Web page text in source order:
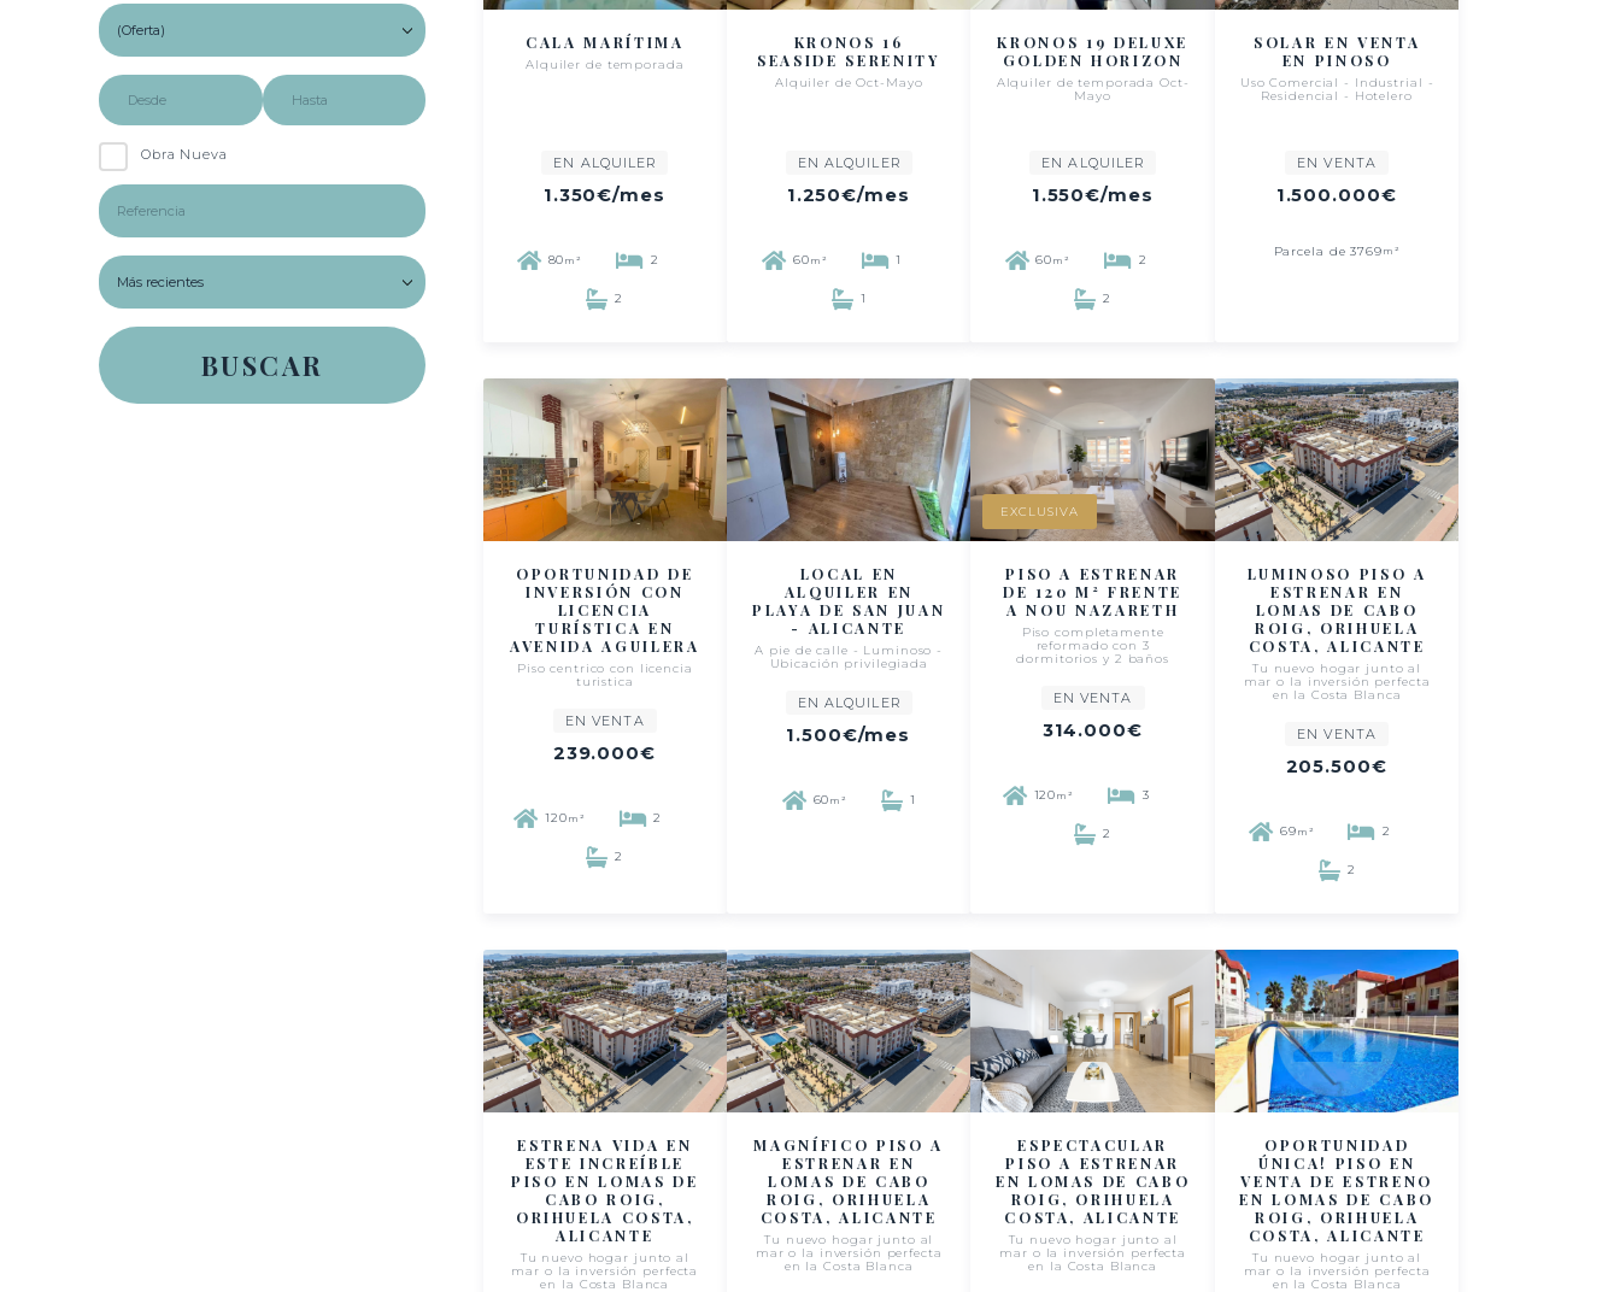
Obra Nueva
CALA MARÍTIMA
Alquiler de temporada
EN ALQUILER
1.350€/mes
80 m² 2
2
KRONOS 16
SEASIDE SERENITY
Alquiler de Oct-Mayo
EN ALQUILER
1.250€/mes
60 m² 1
1
KRONOS 19 DELUXE
GOLDEN HORIZON
Alquiler de temporada Oct-
Mayo
EN ALQUILER
1.550€/mes
60 m² 2
2
SOLAR EN VENTA
EN PINOSO
Uso Comercial - Industrial -
Residencial - Hotelero
EN VENTA
1.500.000€
Parcela de 3769 m²
OPORTUNIDAD DE
INVERSIÓN CON
LICENCIA
TURÍSTICA EN
AVENIDA AGUILERA
Piso centrico con licencia
turistica
EN VENTA
239.000€
120 m² 2
2
LOCAL EN
ALQUILER EN
PLAYA DE SAN JUAN
- ALICANTE
A pie de calle - Luminoso -
Ubicación privilegiada
EN ALQUILER
1.500€/mes
60 m² 1
EXCLUSIVA
PISO A ESTRENAR
DE 120 M² FRENTE
A NOU NAZARETH
Piso completamente
reformado con 3
dormitorios y 2 baños
EN VENTA
314.000€
120 m² 3
2
LUMINOSO PISO A
ESTRENAR EN
LOMAS DE CABO
ROIG, ORIHUELA
COSTA, ALICANTE
Tu nuevo hogar junto al
mar o la inversión perfecta
en la Costa Blanca
EN VENTA
205.500€
69 m² 2
2
ESTRENA VIDA EN
ESTE INCREÍBLE
PISO EN LOMAS DE
CABO ROIG,
ORIHUELA COSTA,
ALICANTE
Tu nuevo hogar junto al
mar o la inversión perfecta
en la Costa Blanca
MAGNÍFICO PISO A
ESTRENAR EN
LOMAS DE CABO
ROIG, ORIHUELA
COSTA, ALICANTE
Tu nuevo hogar junto al
mar o la inversión perfecta
en la Costa Blanca
ESPECTACULAR
PISO A ESTRENAR
EN LOMAS DE CABO
ROIG, ORIHUELA
COSTA, ALICANTE
Tu nuevo hogar junto al
mar o la inversión perfecta
en la Costa Blanca
OPORTUNIDAD
ÚNICA! PISO EN
VENTA DE ESTRENO
EN LOMAS DE CABO
ROIG, ORIHUELA
COSTA, ALICANTE
Tu nuevo hogar junto al
mar o la inversión perfecta
en la Costa Blanca